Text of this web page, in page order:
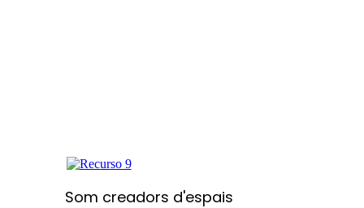
Som creadors d'espais